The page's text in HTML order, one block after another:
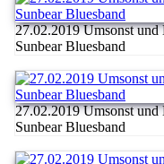
27.02.2019 Umsonst
Sunbear Bluesband
27.02.2019 Umsonst
Sunbear Bluesband